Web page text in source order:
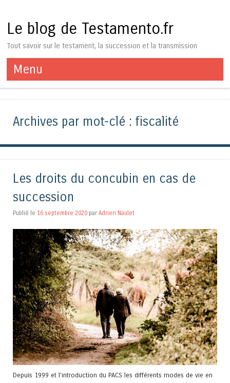
Le blog de Testamento.fr
Tout savoir sur le testament, la succession et la transmission
Menu
Aller au contenu
Archives par mot-clé : fiscalité
Les droits du concubin en cas de
succession
Publié le 16 septembre 2020 par Adrien Naulet
Depuis 1999 et l’introduction du PACS les différents modes de vie en